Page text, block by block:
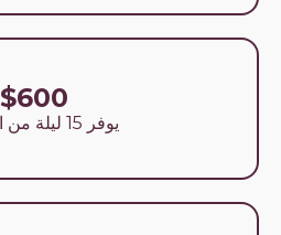
$600
يوفر 15 ليلة من الكرامة